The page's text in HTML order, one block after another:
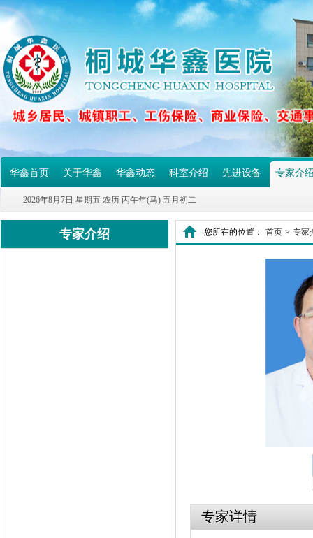
华鑫首页 关于华鑫 华鑫动态 科室介绍 先进设备 专家介
2026年8月7日 星期五 农历 丙午年(马) 五月初二
专家介绍 您所在的位置： 首页 > 专家
专家详情